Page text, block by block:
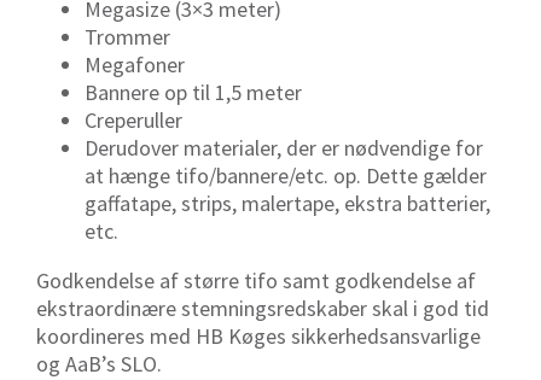
Megasize (3×3 meter)
Trommer
Megafoner
Bannere op til 1,5 meter
Creperuller
Derudover materialer, der er nødvendige for
at hænge tifo/bannere/etc. op. Dette gælder
gaffatape, strips, malertape, ekstra batterier,
etc.
Godkendelse af større tifo samt godkendelse af
ekstraordinære stemningsredskaber skal i god tid
koordineres med HB Køges sikkerhedsansvarlige
og AaB’s SLO.